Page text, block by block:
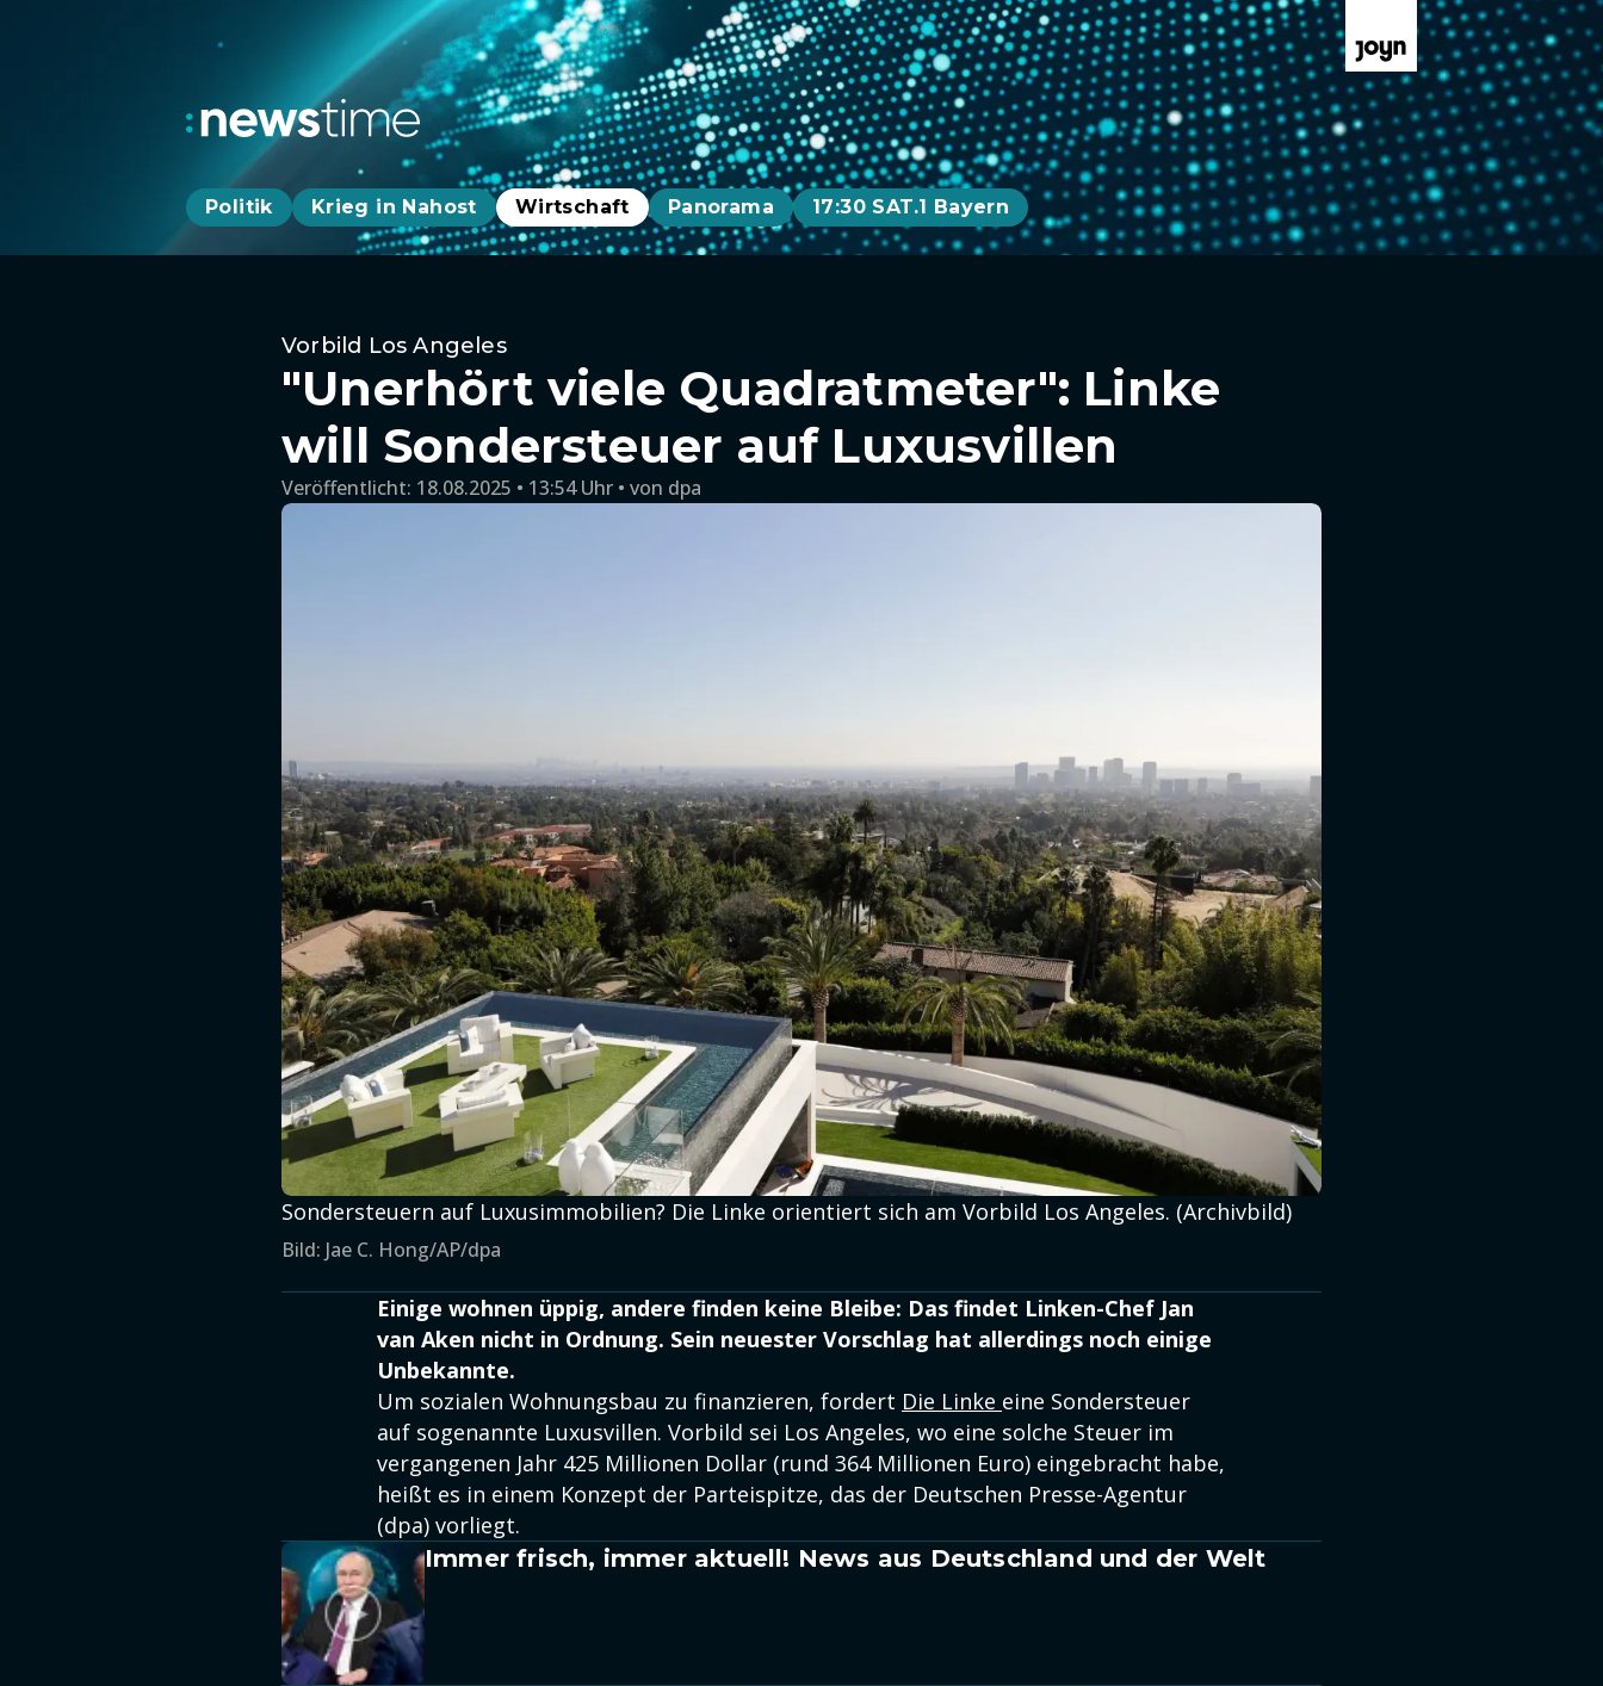
Politik Krieg in Nahost Wirtschaft Panorama 17:30 SAT.1 Bayern
Vorbild Los Angeles
"Unerhört viele Quadratmeter": Linke
will Sondersteuer auf Luxusvillen
Veröffentlicht: 18.08.2025 • 13:54 Uhr von dpa
Sondersteuern auf Luxusimmobilien? Die Linke orientiert sich am Vorbild Los Angeles. (Archivbild)
Bild: Jae C. Hong/AP/dpa
Einige wohnen üppig, andere finden keine Bleibe: Das findet Linken-Chef Jan
van Aken nicht in Ordnung. Sein neuester Vorschlag hat allerdings noch einige
Unbekannte.
Um sozialen Wohnungsbau zu finanzieren, fordert Die Linke eine Sondersteuer
auf sogenannte Luxusvillen. Vorbild sei Los Angeles, wo eine solche Steuer im
vergangenen Jahr 425 Millionen Dollar (rund 364 Millionen Euro) eingebracht habe,
heißt es in einem Konzept der Parteispitze, das der Deutschen Presse-Agentur
(dpa) vorliegt.
Immer frisch, immer aktuell! News aus Deutschland und der Welt